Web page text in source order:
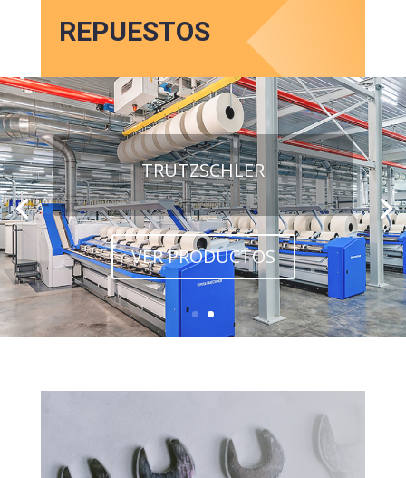
REPUESTOS
TRUTZSCHLER
VER PRODUCTOS